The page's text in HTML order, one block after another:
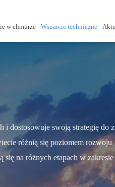
w chmurze Wsparcie techniczne
i dostosowuje swoją strategię do
różnią się poziomem rozwoju
na różnych etapach w